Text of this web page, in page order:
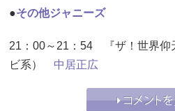
●その他ジャニーズ
21：00～21：54 『ザ！世界仰
ビ系） 中居正広